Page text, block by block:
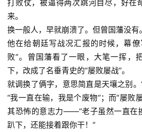
打败仗，被逼得两次跳河自尽，好在
来。
换一般人，早就崩溃了。但曾国藩没有。
他在给朝廷写战况汇报的时候，幕
败”。曾国藩看了一眼，大笔一挥，
下，改成了名垂青史的“屡败屡战”。
就调换了俩字，意思简直是天壤之别
“我一直在输，我是个废物”；而“屡败
其恐怖的意志力——“老子虽然一直在
趴下，还能接着跟你干！”